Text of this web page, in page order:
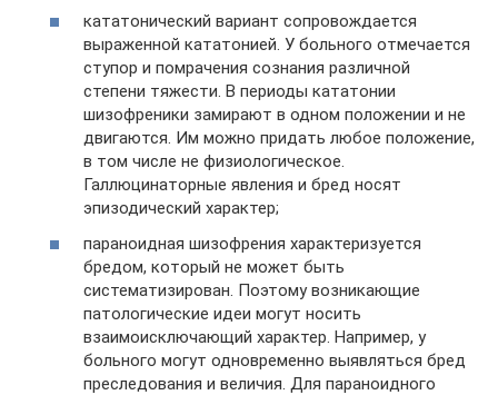
кататонический вариант сопровождается
выраженной кататонией. У больного отмечается
ступор и помрачения сознания различной
степени тяжести. В периоды кататонии
шизофреники замирают в одном положении и не
двигаются. Им можно придать любое положение,
в том числе не физиологическое.
Галлюцинаторные явления и бред носят
эпизодический характер;
параноидная шизофрения характеризуется
бредом, который не может быть
систематизирован. Поэтому возникающие
патологические идеи могут носить
взаимоисключающий характер. Например, у
больного могут одновременно выявляться бред
преследования и величия. Для параноидного